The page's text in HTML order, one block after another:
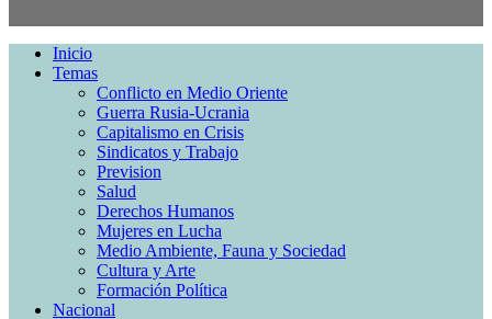
Inicio
Temas
Conflicto en Medio Oriente
Guerra Rusia-Ucrania
Capitalismo en Crisis
Sindicatos y Trabajo
Prevision
Salud
Derechos Humanos
Mujeres en Lucha
Medio Ambiente, Fauna y Sociedad
Cultura y Arte
Formación Política
Nacional